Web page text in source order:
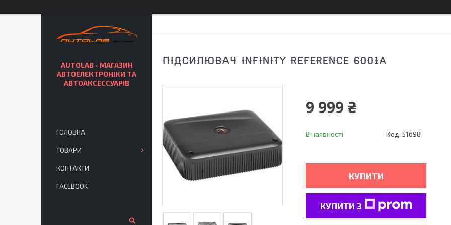
ПІДСИЛЮВАЧ INFINITY REFERENCE 6001A
9 999 ₴
В наявності Код: 51698
КУПИТИ
КУПИТИ З
AUTOLAB - МАГАЗИН
АВТОЕЛЕКТРОНІКИ ТА
АВТОАКСЕССУАРІВ
ГОЛОВНА
ТОВАРИ
КОНТАКТИ
FACEBOOK